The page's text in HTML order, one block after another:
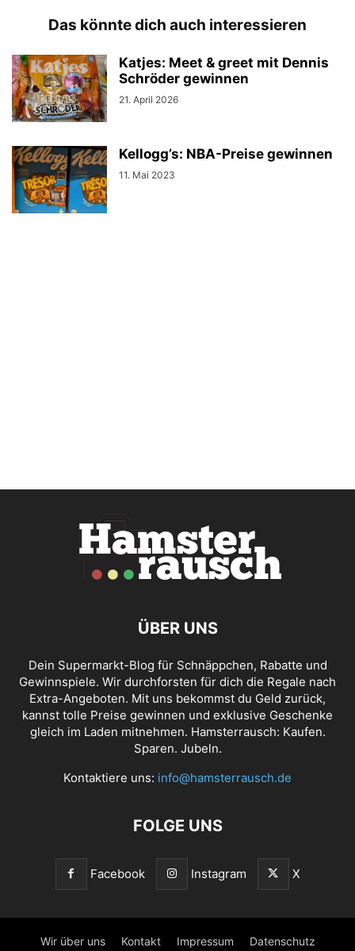
Das könnte dich auch interessieren
Katjes: Meet & greet mit Dennis
Schröder gewinnen
21. April 2026
Kellogg’s: NBA-Preise gewinnen
11. Mai 2023
ÜBER UNS
Dein Supermarkt-Blog für Schnäppchen, Rabatte und
Gewinnspiele. Wir durchforsten für dich die Regale nach
Extra-Angeboten. Mit uns bekommst du Geld zurück,
kannst tolle Preise gewinnen und exklusive Geschenke
gleich im Laden mitnehmen. Hamsterrausch: Kaufen.
Sparen. Jubeln.
Kontaktiere uns: info@hamsterrausch.de
FOLGE UNS
Facebook Instagram X
Wir über uns Kontakt Impressum Datenschutz